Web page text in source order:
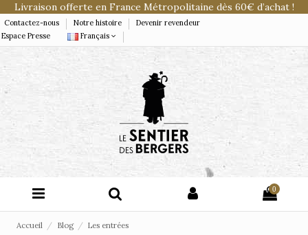
Livraison offerte en France Métropolitaine dès 60€ d’achat !
Contactez-nous Notre histoire
Devenir revendeur
Espace Presse
Français
0
Accueil Blog Les entrées